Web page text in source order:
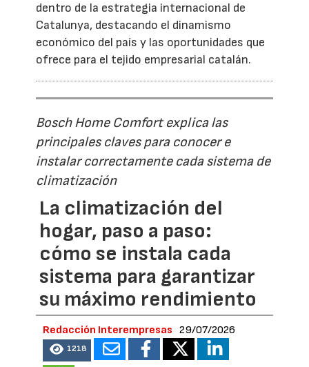
dentro de la estrategia internacional de
Catalunya, destacando el dinamismo
económico del país y las oportunidades que
ofrece para el tejido empresarial catalán.
Bosch Home Comfort explica las
principales claves para conocer e
instalar correctamente cada sistema de
climatización
La climatización del
hogar, paso a paso:
cómo se instala cada
sistema para garantizar
su máximo rendimiento
Redacción Interempresas 29/07/2026
1218